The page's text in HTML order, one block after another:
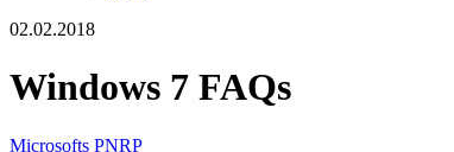
02.02.2018
Windows 7 FAQs
Microsofts PNRP